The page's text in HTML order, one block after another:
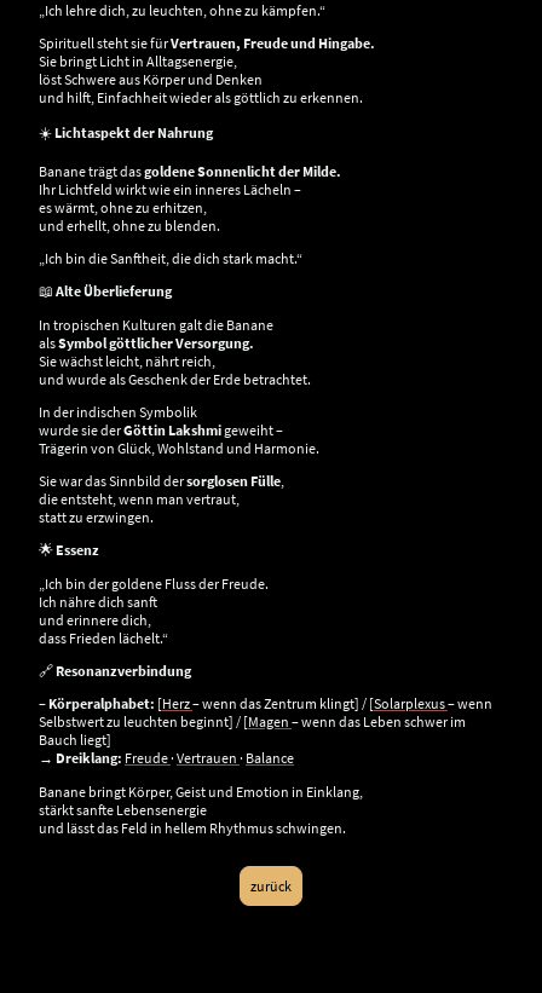
„Ich lehre dich, zu leuchten, ohne zu kämpfen.“
Spirituell steht sie fürVertrauen, Freude und Hingabe.
Sie bringt Licht in Alltagsenergie,
löst Schwere aus Körper und Denken
und hilft, Einfachheit wieder als göttlich zu erkennen.
☀️ Lichtaspekt der Nahrung
Banane trägt dasgoldene Sonnenlicht der Milde.
Ihr Lichtfeld wirkt wie ein inneres Lächeln –
es wärmt, ohne zu erhitzen,
und erhellt, ohne zu blenden.
„Ich bin die Sanftheit, die dich stark macht.“
📖 Alte Überlieferung
In tropischen Kulturen galt die Banane
alsSymbol göttlicher Versorgung.
Sie wächst leicht, nährt reich,
und wurde als Geschenk der Erde betrachtet.
In der indischen Symbolik
wurde sie derGöttin Lakshmigeweiht –
Trägerin von Glück, Wohlstand und Harmonie.
Sie war das Sinnbild dersorglosen Fülle,
die entsteht, wenn man vertraut,
statt zu erzwingen.
🌟 Essenz
„Ich bin der goldene Fluss der Freude.
Ich nähre dich sanft
und erinnere dich,
dass Frieden lächelt.“
🔗 Resonanzverbindung
– Körperalphabet: [Herz– wenn das Zentrum klingt] / [Solarplexus– wenn
Selbstwert zu leuchten beginnt] / [Magen – wenn das Leben schwer im
Bauch liegt]
→ Dreiklang: Freude · Vertrauen · Balance
Banane bringt Körper, Geist und Emotion in Einklang,
stärkt sanfte Lebensenergie
und lässt das Feld in hellem Rhythmus schwingen.
zurück